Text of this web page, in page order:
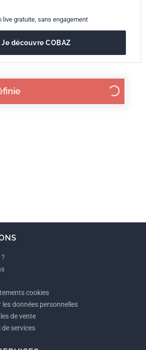
live gratuite, sans engagement
Je découvre COBAZ
cookies
les données personnelles
de vente
services